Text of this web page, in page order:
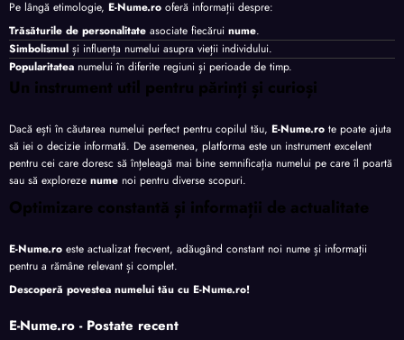
Pe lângă etimologie, E-Nume.ro oferă informații despre:
Trăsăturile de personalitate asociate fiecărui nume.
Simbolismul și influența numelui asupra vieții individului.
Popularitatea numelui în diferite regiuni și perioade de timp.
Un instrument util pentru părinți și curioși
Dacă ești în căutarea numelui perfect pentru copilul tău, E-Nume.ro te poate ajuta
să iei o decizie informată. De asemenea, platforma este un instrument excelent
pentru cei care doresc să înțeleagă mai bine semnificația numelui pe care îl poartă
sau să exploreze nume noi pentru diverse scopuri.
Optimizare constantă și informații de actualitate
E-Nume.ro este actualizat frecvent, adăugând constant noi nume și informații
pentru a rămâne relevant și complet.
Descoperă povestea numelui tău cu E-Nume.ro!
E-Nume.ro - Postate recent